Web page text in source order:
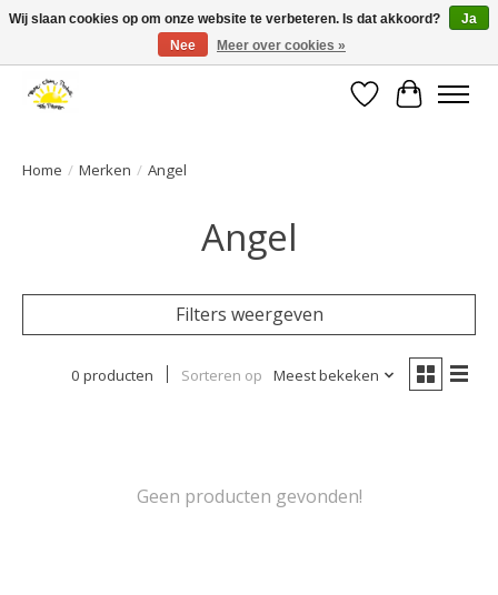
Large selection of products and fast shipping!
Verlanglijst
Home / Merken / Angel
Angel
Filters weergeven
0 producten Sorteren op Meest bekeken
Geen producten gevonden!
Wij slaan cookies op om onze website te verbeteren. Is dat akkoord?
Ja
Nee
Meer over cookies »